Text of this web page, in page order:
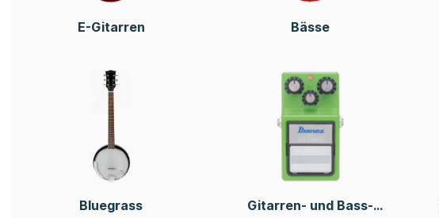
E-Gitarren Bässe
Bluegrass
Gitarren- und Bass-